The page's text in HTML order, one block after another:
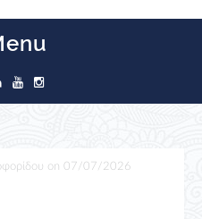
on 07/07/2026